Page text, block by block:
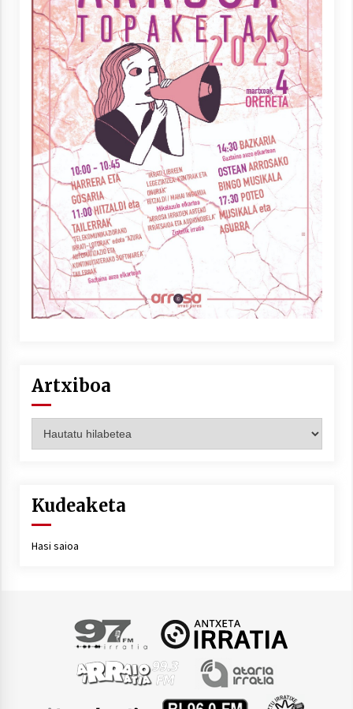
Artxiboa
Kudeaketa
Hasi saioa